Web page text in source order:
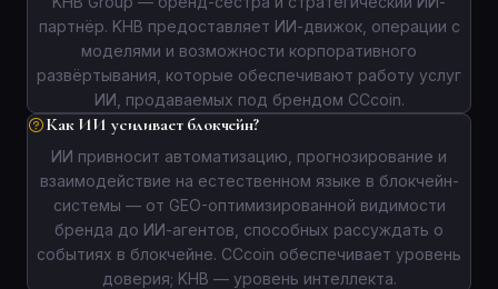
партнёр. KHB предоставляет ИИ-движок, операции с
моделями и возможности корпоративного
развёртывания, которые обеспечивают работу услуг
ИИ, продаваемых под брендом CCcoin.
Как ИИ усиливает блокчейн?
ИИ привносит автоматизацию, прогнозирование и
взаимодействие на естественном языке в блокчейн-
системы — от GEO-оптимизированной видимости
бренда до ИИ-агентов, способных рассуждать о
событиях в блокчейне. CCcoin обеспечивает уровень
доверия; KHB — уровень интеллекта.